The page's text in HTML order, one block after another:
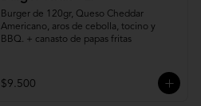
Burger de 120gr, Queso Cheddar
Americano, aros de cebolla, tocino y
BBQ. + canasto de papas fritas
$9.500